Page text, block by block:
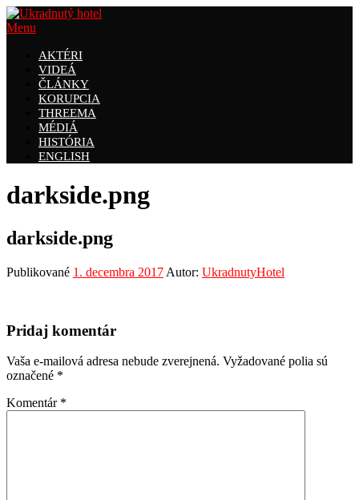
Prejsť
na
Menu
AKTÉRI
VIDEÁ
ČLÁNKY
KORUPCIA
THREEMA
MÉDIÁ
HISTÓRIA
ENGLISH
darkside.png
darkside.png
Publikované 1. decembra 2017 Autor: UkradnutyHotel
Pridaj komentár
Vaša e-mailová adresa nebude zverejnená. Vyžadované polia sú
označené *
Komentár *